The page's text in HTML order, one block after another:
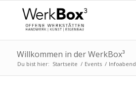
Willkommen in der WerkBox³
Du bist hier: Startseite / Events / Infoabend